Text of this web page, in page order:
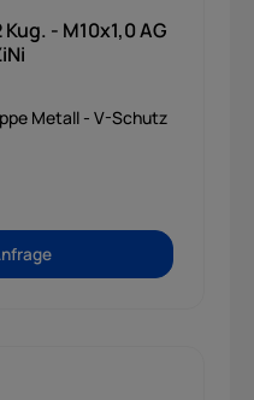
- M10x1,0 AG
Metall - V-Schutz